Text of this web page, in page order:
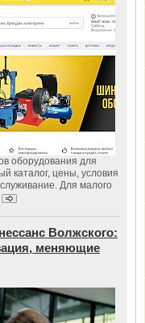
оборудования для
каталог, цены, условия
Для малого
Волжского:
меняющие